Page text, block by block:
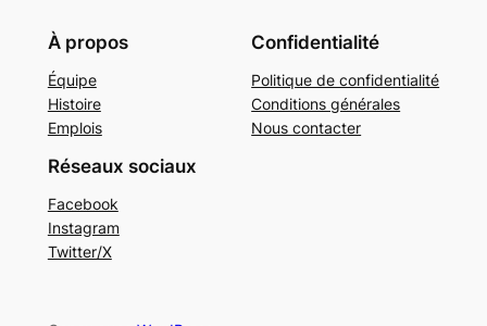
À propos
Équipe
Histoire
Emplois
Confidentialité
Politique de confidentialité
Conditions générales
Nous contacter
Réseaux sociaux
Facebook
Instagram
Twitter/X